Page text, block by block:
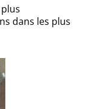
dans les plus